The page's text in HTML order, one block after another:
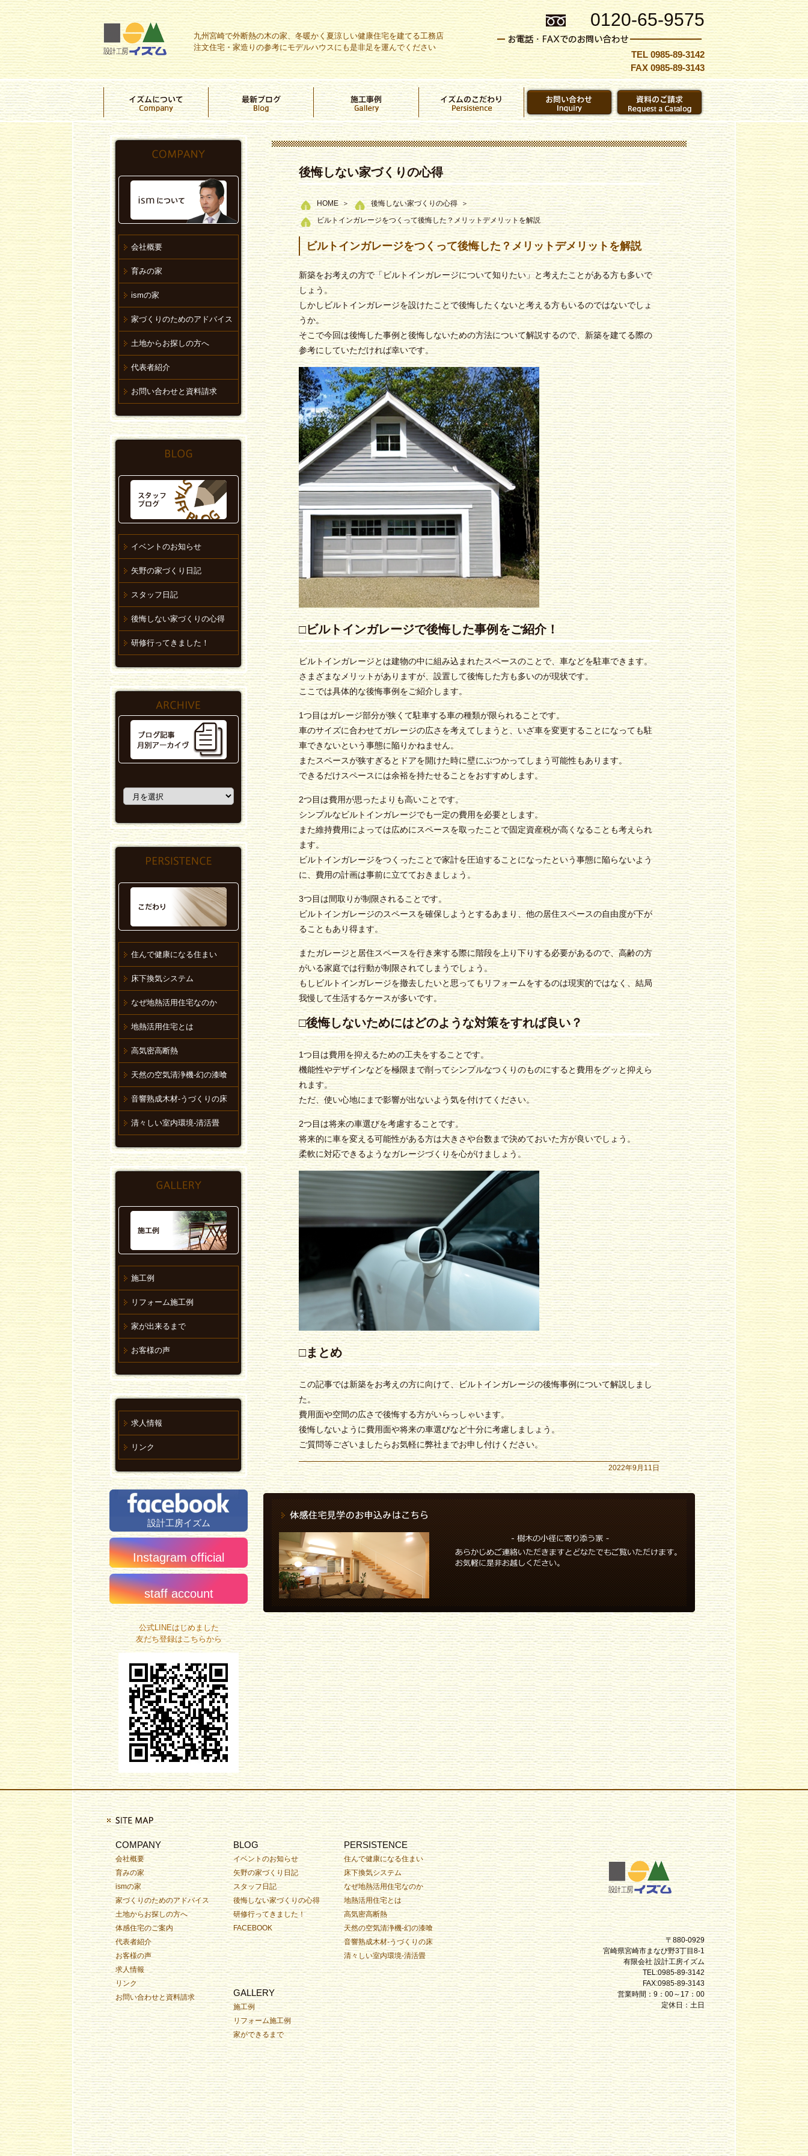
九州宮崎で外断熱の木の家、冬暖かく夏涼しい健康住宅を建てる工務店
注文住宅・家造りの参考にモデルハウスにも是非足を運んでください
0120-65-9575
TEL 0985-89-3142
FAX 0985-89-3143
後悔しない家づくりの心得
HOME
後悔しない家づくりの心得
ビルトインガレージをつくって後悔した？メリットデメリットを解説
ビルトインガレージをつくって後悔した？メリットデメリットを解説
新築をお考えの方で「ビルトインガレージについて知りたい」と考えたことがある方も多いで
しょう。
しかしビルトインガレージを設けたことで後悔したくないと考える方もいるのではないでしょ
うか。
そこで今回は後悔した事例と後悔しないための方法について解説するので、新築を建てる際の
参考にしていただければ幸いです。
□ビルトインガレージで後悔した事例をご紹介！
ビルトインガレージとは建物の中に組み込まれたスペースのことで、車などを駐車できます。
さまざまなメリットがありますが、設置して後悔した方も多いのが現状です。
ここでは具体的な後悔事例をご紹介します。
1つ目はガレージ部分が狭くて駐車する車の種類が限られることです。
車のサイズに合わせてガレージの広さを考えてしまうと、いざ車を変更することになっても駐
車できないという事態に陥りかねません。
またスペースが狭すぎるとドアを開けた時に壁にぶつかってしまう可能性もあります。
できるだけスペースには余裕を持たせることをおすすめします。
2つ目は費用が思ったよりも高いことです。
シンプルなビルトインガレージでも一定の費用を必要とします。
また維持費用によっては広めにスペースを取ったことで固定資産税が高くなることも考えられ
ます。
ビルトインガレージをつくったことで家計を圧迫することになったという事態に陥らないよう
に、費用の計画は事前に立てておきましょう。
3つ目は間取りが制限されることです。
ビルトインガレージのスペースを確保しようとするあまり、他の居住スペースの自由度が下が
ることもあり得ます。
またガレージと居住スペースを行き来する際に階段を上り下りする必要があるので、高齢の方
がいる家庭では行動が制限されてしまうでしょう。
もしビルトインガレージを撤去したいと思ってもリフォームをするのは現実的ではなく、結局
我慢して生活するケースが多いです。
□後悔しないためにはどのような対策をすれば良い？
1つ目は費用を抑えるための工夫をすることです。
機能性やデザインなどを極限まで削ってシンプルなつくりのものにすると費用をグッと抑えら
れます。
ただ、使い心地にまで影響が出ないよう気を付けてください。
2つ目は将来の車選びを考慮することです。
将来的に車を変える可能性がある方は大きさや台数まで決めておいた方が良いでしょう。
柔軟に対応できるようなガレージづくりを心がけましょう。
□まとめ
この記事では新築をお考えの方に向けて、ビルトインガレージの後悔事例について解説しまし
た。
費用面や空間の広さで後悔する方がいらっしゃいます。
後悔しないように費用面や将来の車選びなど十分に考慮しましょう。
ご質問等ございましたらお気軽に弊社までお申し付けください。
2022年9月11日
会社概要
育みの家
ismの家
家づくりのためのアドバイス
土地からお探しの方へ
代表者紹介
お問い合わせと資料請求
イベントのお知らせ
矢野の家づくり日記
スタッフ日記
後悔しない家づくりの心得
研修行ってきました！
住んで健康になる住まい
床下換気システム
なぜ地熱活用住宅なのか
地熱活用住宅とは
高気密高断熱
天然の空気清浄機-幻の漆喰
音響熟成木材-うづくりの床
清々しい室内環境-清活畳
施工例
リフォーム施工例
家が出来るまで
お客様の声
求人情報
リンク
設計工房イズム
Instagram official
staff account
公式LINEはじめました
友だち登録はこちらから
〒880-0929
宮崎県宮崎市まなび野3丁目8-1
有限会社 設計工房イズム
TEL:0985-89-3142
FAX:0985-89-3143
営業時間：9：00～17：00
定休日：土日
COMPANY
会社概要
育みの家
ismの家
家づくりのためのアドバイス
土地からお探しの方へ
体感住宅のご案内
代表者紹介
お客様の声
求人情報
リンク
お問い合わせと資料請求
BLOG
イベントのお知らせ
矢野の家づくり日記
スタッフ日記
後悔しない家づくりの心得
研修行ってきました！
FACEBOOK
PERSISTENCE
住んで健康になる住まい
床下換気システム
なぜ地熱活用住宅なのか
地熱活用住宅とは
高気密高断熱
天然の空気清浄機-幻の漆喰
音響熟成木材-うづくりの床
清々しい室内環境-清活畳
GALLERY
施工例
リフォーム施工例
家ができるまで